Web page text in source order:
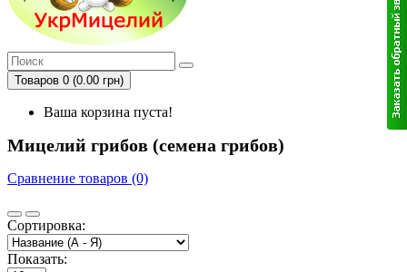
Товаров 0 (0.00 грн)
Ваша корзина пуста!
Мицелий грибов (семена грибов)
Сравнение товаров (0)
Сортировка:
Показать: